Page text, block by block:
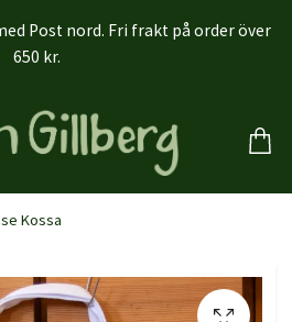
Post nord. Fri frakt på order över
650 kr.
Kossa